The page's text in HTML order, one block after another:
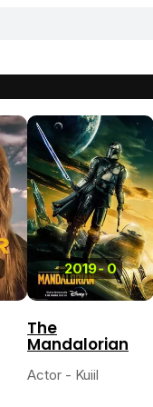
2019-0
The
Mandalorian
Actor - Kuiil